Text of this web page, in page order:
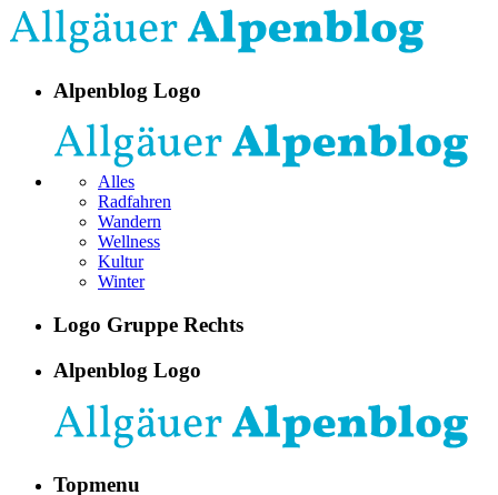
Alpenblog Logo
Alles
Radfahren
Wandern
Wellness
Kultur
Winter
Logo Gruppe Rechts
Alpenblog Logo
Topmenu